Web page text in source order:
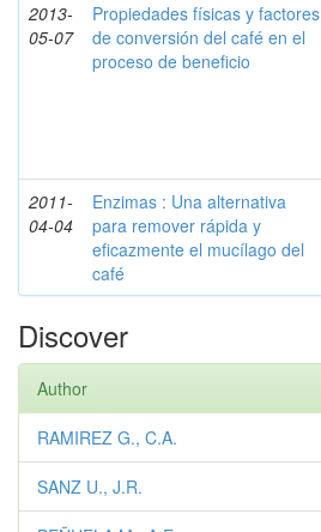
2013-
05-07
Propiedades físicas y factores
de conversión del café en el
proceso de beneficio
2011-
04-04
Enzimas : Una alternativa
para remover rápida y
eficazmente el mucílago del
café
Discover
Author
RAMIREZ G., C.A.
SANZ U., J.R.